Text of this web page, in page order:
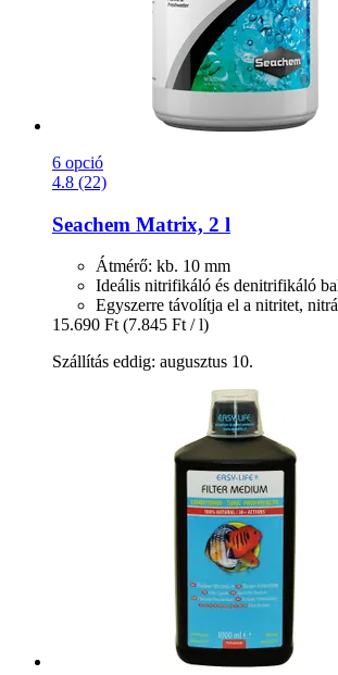
6 opció
4.8 (22)
Seachem Matrix, 2 l
Átmérő: kb. 10 mm
Ideális nitrifikáló és denitrifikáló
Egyszerre távolítja el a nitritet,
15.690 Ft (7.845 Ft / l)
Szállítás eddig: augusztus 10.